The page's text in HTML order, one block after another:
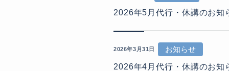
2026年5月代行・休講のお知
2026年3月31日
お知らせ
2026年4月代行・休講のお知